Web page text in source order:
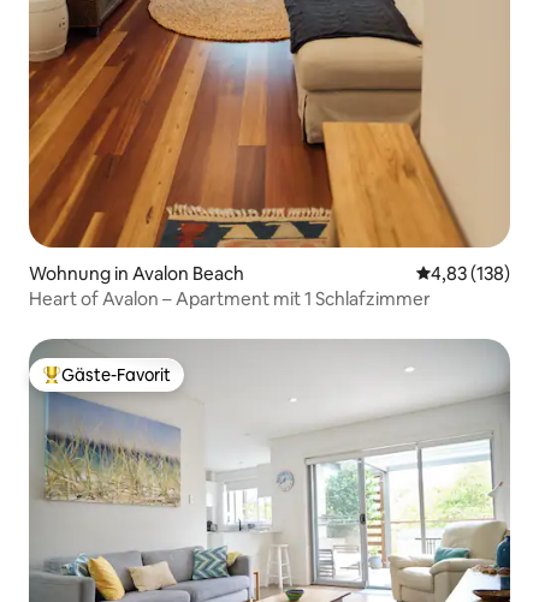
Wohnung in Avalon Beach
4,83 (138)
Heart of Avalon – Apartment mit 1 Schlafzimmer
Beliebter Gäste-Favorit.
Gäste-Favorit